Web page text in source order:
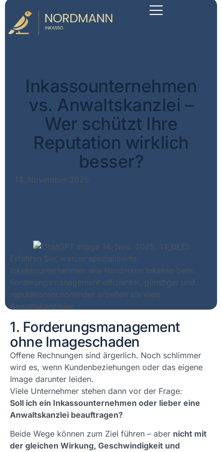
Inkassounternehmen
vs. Anwaltskanzlei –
Wer schützt Ihre
Reputation wirklich
besser?
14. November 2025
Erfahren Sie, warum spezialisierte
Inkassounternehmen wie Nordmann Inkasso beim
Forderungsmanagement effizienter, günstiger und
reputationsschonender arbeiten als viele
Anwaltskanzleien.
1. Forderungsmanagement
ohne Imageschaden
Offene Rechnungen sind ärgerlich. Noch schlimmer
wird es, wenn Kundenbeziehungen oder das eigene
Image darunter leiden.
Viele Unternehmer stehen dann vor der Frage:
Soll ich ein Inkassounternehmen oder lieber eine
Anwaltskanzlei beauftragen?
Beide Wege können zum Ziel führen – aber nicht mit
der gleichen Wirkung, Geschwindigkeit und